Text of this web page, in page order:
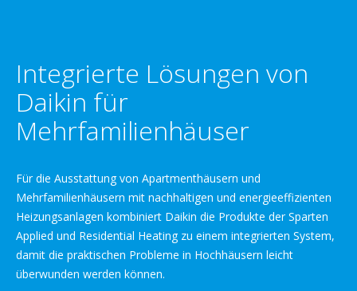
Integrierte Lösungen von
Daikin für
Mehrfamilienhäuser
Für die Ausstattung von Apartmenthäusern und
Mehrfamilienhäusern mit nachhaltigen und energieeffizienten
Heizungsanlagen kombiniert Daikin die Produkte der Sparten
Applied und Residential Heating zu einem integrierten System,
damit die praktischen Probleme in Hochhäusern leicht
überwunden werden können.